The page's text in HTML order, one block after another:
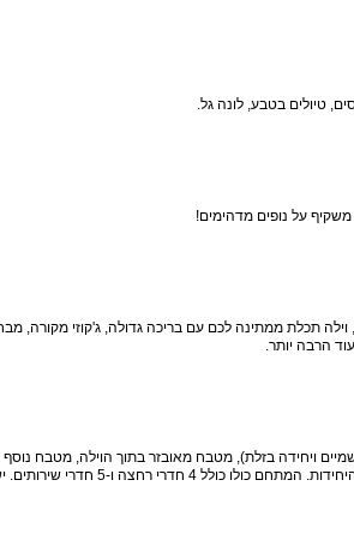
טיולים בטבע, לונה גל.
על נופים מדהימים!
שינה + 2 יחידות נפרדות נוספות, וילה תכלת ממתינה לכם עם בריכה גדולה, ג'קוזי
נוספות חיצוניות (יחידה שמיים ויחידה בזלת), מטבח מאובזר בתוך הוילה,
בחצר, מטבחון בכל יחידה נפרדת, סלון גדול בוילה, סלון נוסף באחת